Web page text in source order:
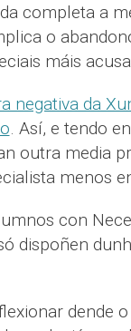
completa a
o
máis
negativa da
. Así, e tendo
outra media
menos
con
dispoñen
dende